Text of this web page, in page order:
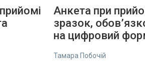
Анкета при
зразок,
на цифровий
Тамара Побочій